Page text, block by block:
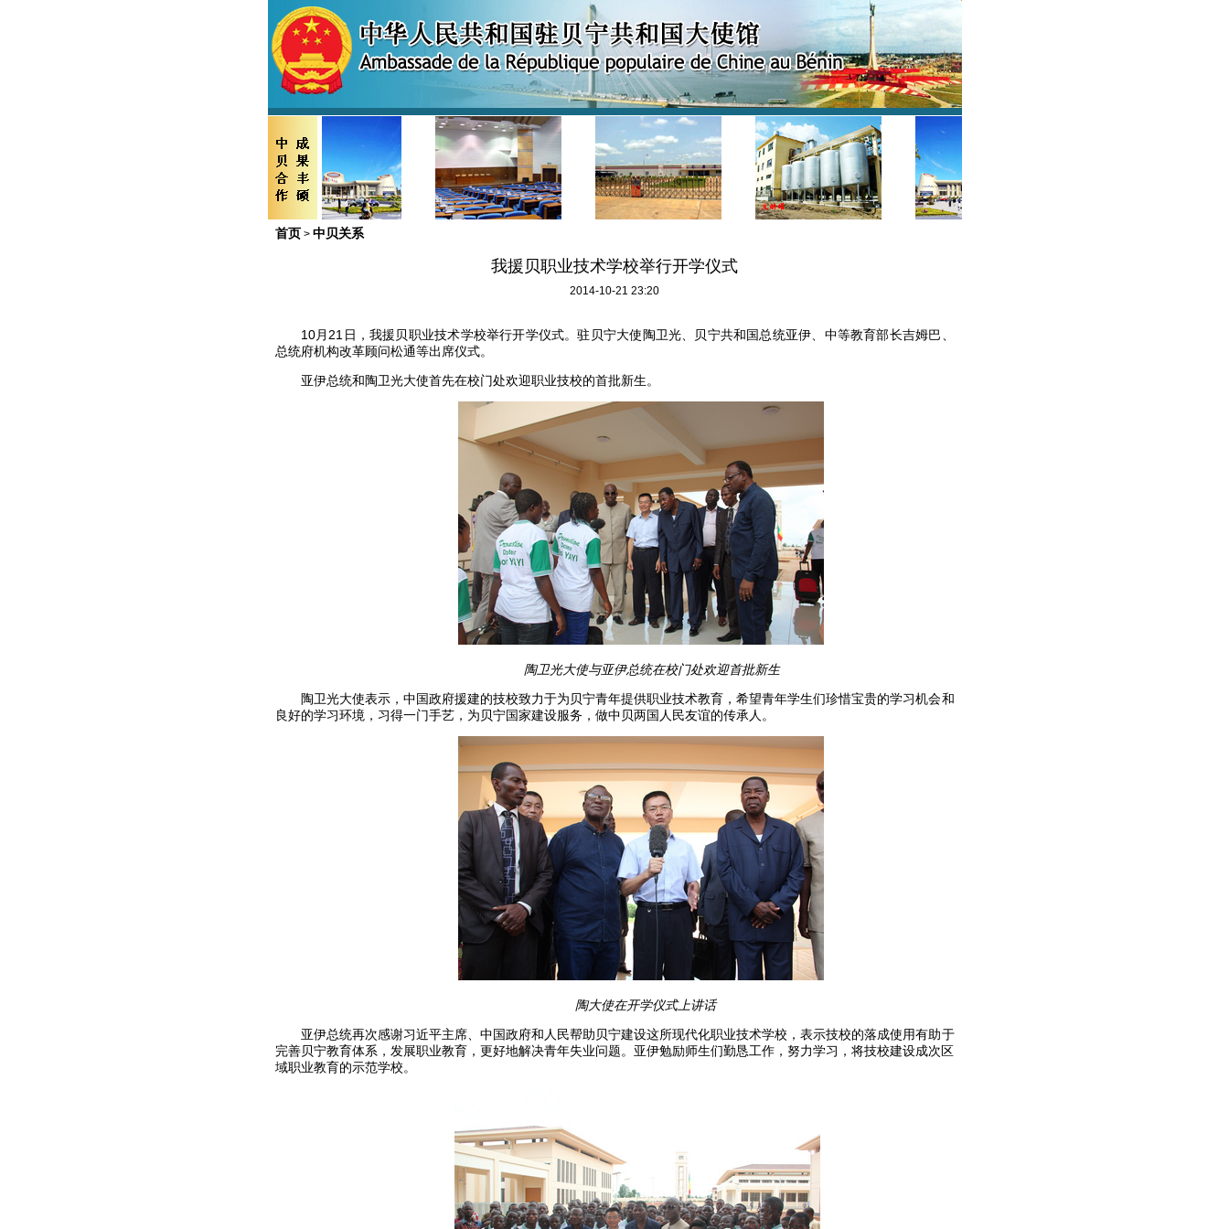
首页 > 中贝关系
我援贝职业技术学校举行开学仪式
2014-10-21 23:20
10月 21 日，我援贝职业技术学校举行开学仪式。驻贝宁大使陶卫光、贝宁共和国总统亚伊、中等教育部长吉姆巴、
总统府机构改革顾问松通等出席仪式。
亚伊总统和陶卫光大使首先在校门处欢迎职业技校的首批新生。
陶卫光大使与亚伊总统在校门处欢迎首批新生
陶卫光大使表示，中国政府援建的技校致力于为贝宁青年提供职业技术教育，希望青年学生们珍惜宝贵的学习机会和
良好的学习环境，习得一门手艺，为贝宁国家建设服务，做中贝两国人民友谊的传承人。
陶大使在开学仪式上讲话
亚伊总统再次感谢习近平主席、中国政府和人民帮助贝宁建设这所现代化职业技术学校，表示技校的落成使用有助于
完善贝宁教育体系，发展职业教育，更好地解决青年失业问题。亚伊勉励师生们勤恳工作，努力学习，将技校建设成次区
域职业教育的示范学校。